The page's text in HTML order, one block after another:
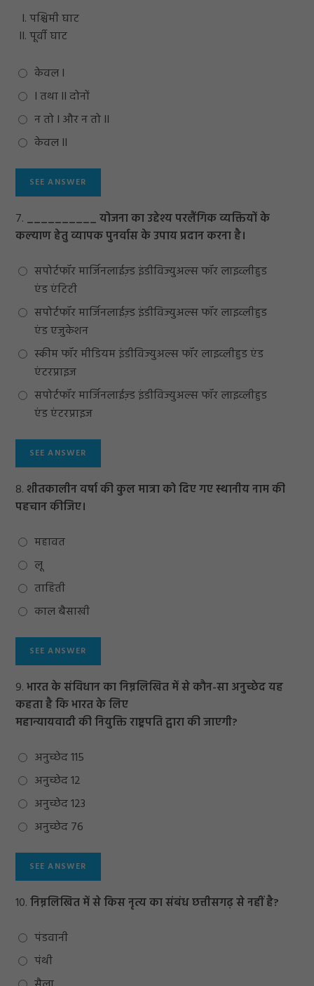
पश्चिमी घाट
पूर्वी घाट
केवल I
I तथा II दोनों
न तो I और न तो II
केवल II
7. __________ योजना का उद्देश्य परलैंगिक व्यक्तियों के
कल्याण हेतु व्यापक पुनर्वास के उपाय प्रदान करना है।
सपोर्टफॉर मार्जिनलाईज़्ड इंडीविज्युअल्स फॉर लाइव्लीहुड
एंड एंटिटी
सपोर्टफॉर मार्जिनलाईज़्ड इंडीविज्युअल्स फॉर लाइव्लीहुड
एंड एजुकेशन
स्कीम फॉर मीडियम इंडीविज्युअल्स फॉर लाइव्लीहुड एंड
एंटरप्राइज
सपोर्टफॉर मार्जिनलाईज़्ड इंडीविज्युअल्स फॉर लाइव्लीहुड
एंड एंटरप्राइज
8.शीतकालीन वर्षा की कुल मात्रा को दिए गए स्थानीय नाम की
पहचान कीजिए।
महावत
लू
ताहिती
काल बैसाखी
9.भारत के संविधान का निम्नलिखित में से कौन-सा अनुच्छेद यह
कहता है कि भारत के लिए
महान्यायवादी की नियुक्ति राष्ट्रपति द्वारा की जाएगी?
अनुच्छेद 115
अनुच्छेद 12
अनुच्छेद 123
अनुच्छेद 76
10.निम्नलिखित में से किस नृत्य का संबंध छत्तीसगढ़ से नहीं है?
पंडवानी
पंथी